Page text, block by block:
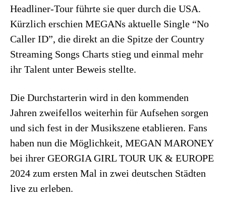
Headliner-Tour führte sie quer durch die USA.
Kürzlich erschien MEGANs aktuelle Single “No
Caller ID”, die direkt an die Spitze der Country
Streaming Songs Charts stieg und einmal mehr
ihr Talent unter Beweis stellte.
Die Durchstarterin wird in den kommenden
Jahren zweifellos weiterhin für Aufsehen sorgen
und sich fest in der Musikszene etablieren. Fans
haben nun die Möglichkeit, MEGAN MARONEY
bei ihrer GEORGIA GIRL TOUR UK & EUROPE
2024 zum ersten Mal in zwei deutschen Städten
live zu erleben.